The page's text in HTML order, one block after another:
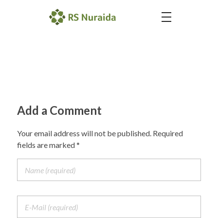
S
i
R
Add a Comment
Your email address will not be published. Required
fields are marked *